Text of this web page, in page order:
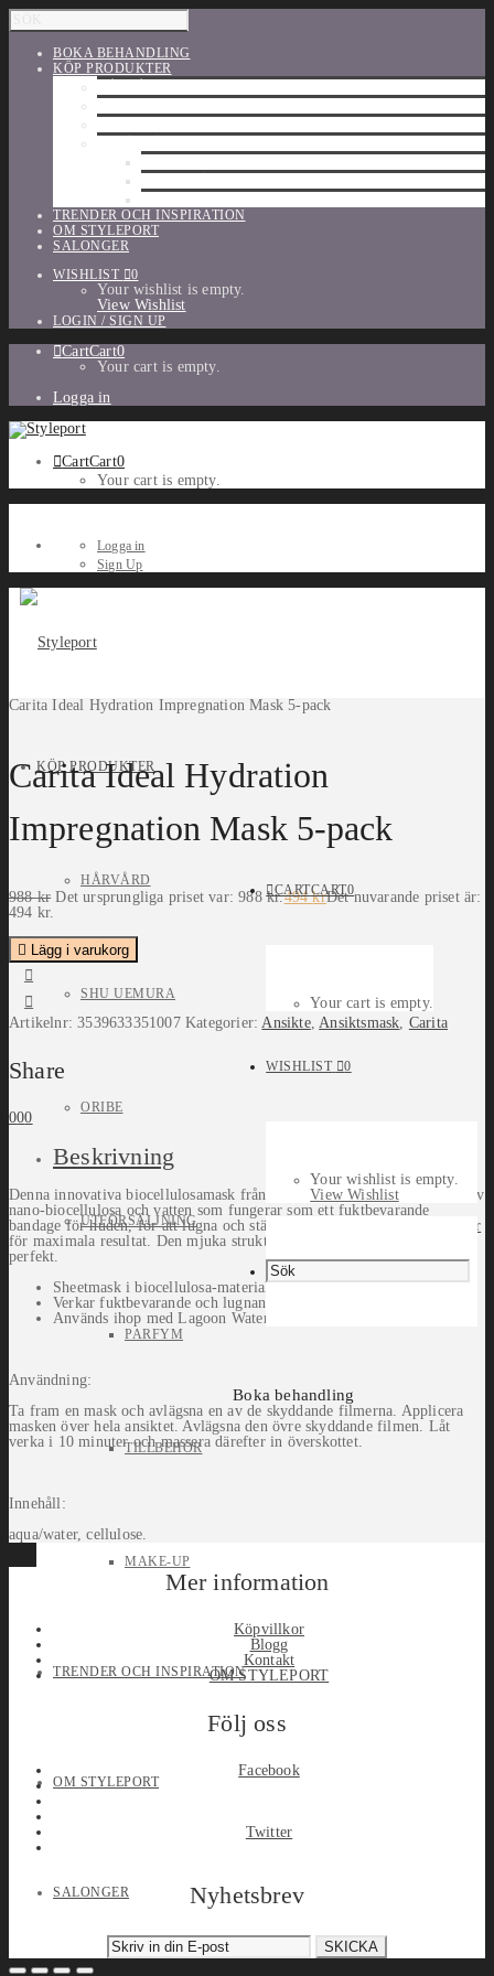
BOKA BEHANDLING
KÖP PRODUKTER
TRENDER OCH INSPIRATION
OM STYLEPORT
SALONGER
WISHLIST
0
Your wishlist is empty.
View Wishlist
LOGIN / SIGN UP
CartCart0
Your cart is empty.
Logga in
CartCart0
Your cart is empty.
Logga in
Sign Up
KÖP PRODUKTER
HÅRVÅRD
SHU UEMURA
ORIBE
UTFÖRSÄLJNING
PARFYM
TILLBEHÖR
MAKE-UP
TRENDER OCH INSPIRATION
OM STYLEPORT
SALONGER
CARTCART0
Your cart is empty.
WISHLIST 0
Your wishlist is empty.
View Wishlist
Boka behandling
Carita Ideal Hydration Impregnation Mask 5-pack
Carita Ideal Hydration
Impregnation Mask 5-pack
988kr Det ursprungliga priset var: 988 kr.494krDet nuvarande priset är:
494 kr.
Lägg i varukorg
Artikelnr:3539633351007 Kategorier:Ansikte,Ansiktsmask, Carita
Share
000
Beskrivning
Denna innovativa biocellulosamask från Carita är en unik kombination av
nano-biocellulosa och vatten som fungerar som ett fuktbevarande
bandage för huden, för att lugna och stärka. Används efter
Lagoon Water
för maximala resultat. Den mjuka strukturen följer ansiktets kontur
perfekt.
Sheetmask i biocellulosa-material.
Verkar fuktbevarande och lugnande.
Används ihop med Lagoon Water.
Användning:
Ta fram en mask och avlägsna en av de skyddande filmerna. Applicera
masken över hela ansiktet. Avlägsna den övre skyddande filmen. Låt
verka i 10 minuter och massera därefter in överskottet.
Innehåll:
aqua/water, cellulose.
Mer information
Köpvillkor
Blogg
Kontakt
OM STYLEPORT
Följ oss
Facebook
Twitter
Nyhetsbrev